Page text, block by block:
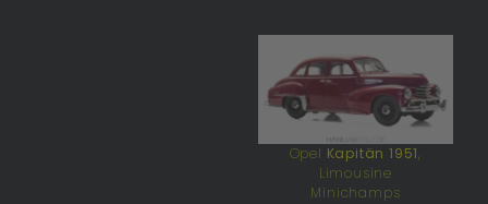
Opel Kapitän 1951,
Limousine
Minichamps